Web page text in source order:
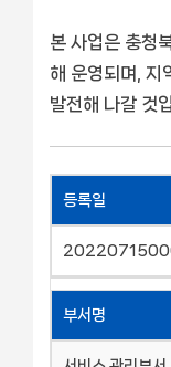
본 사업은 충청
해 운영되며, 지
발전해 나갈 것
등록일
부서명